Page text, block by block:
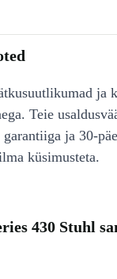
ja
Teie
ja 30-
küsimusteta.
430 Stuhl